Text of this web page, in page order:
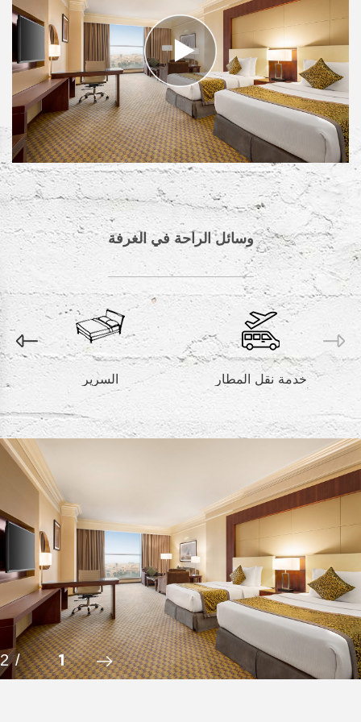
وسائل الراحة في الغرفة
خدمة نقل المطار السرير
1
/
2